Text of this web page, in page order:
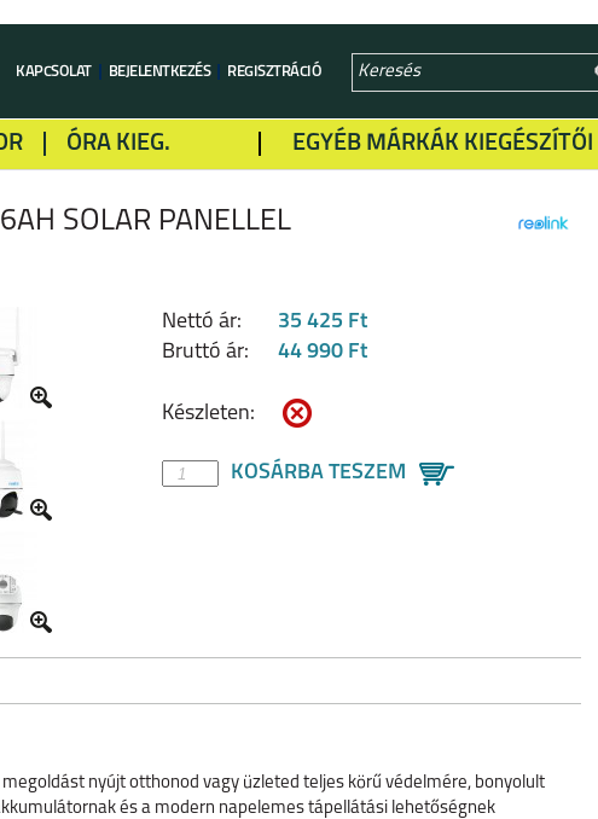
KAPCSOLAT BEJELENTKEZÉS REGISZTRÁCIÓ
EGYÉB MÁRKÁK KIEGÉSZÍTŐI
ÓRA KIEG.
SOLAR PANELLEL
Nettó ár:
35 425 Ft
Bruttó ár:
44 990 Ft
Készleten:
KOSÁRBA TESZEM
nyújt otthonod vagy üzleted teljes körű védelmére, bonyolult
és a modern napelemes tápellátási lehetőségnek